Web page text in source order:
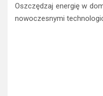
Oszczędzaj energię w
nowoczesnymi